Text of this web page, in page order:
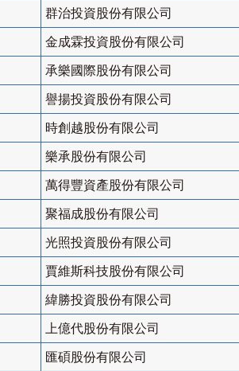
群治投資股份有限公司
金成霖投資股份有限公司
承樂國際股份有限公司
譽揚投資股份有限公司
時創越股份有限公司
樂承股份有限公司
萬得豐資產股份有限公司
聚福成股份有限公司
光照投資股份有限公司
賈維斯科技股份有限公司
緯勝投資股份有限公司
上億代股份有限公司
匯碩股份有限公司